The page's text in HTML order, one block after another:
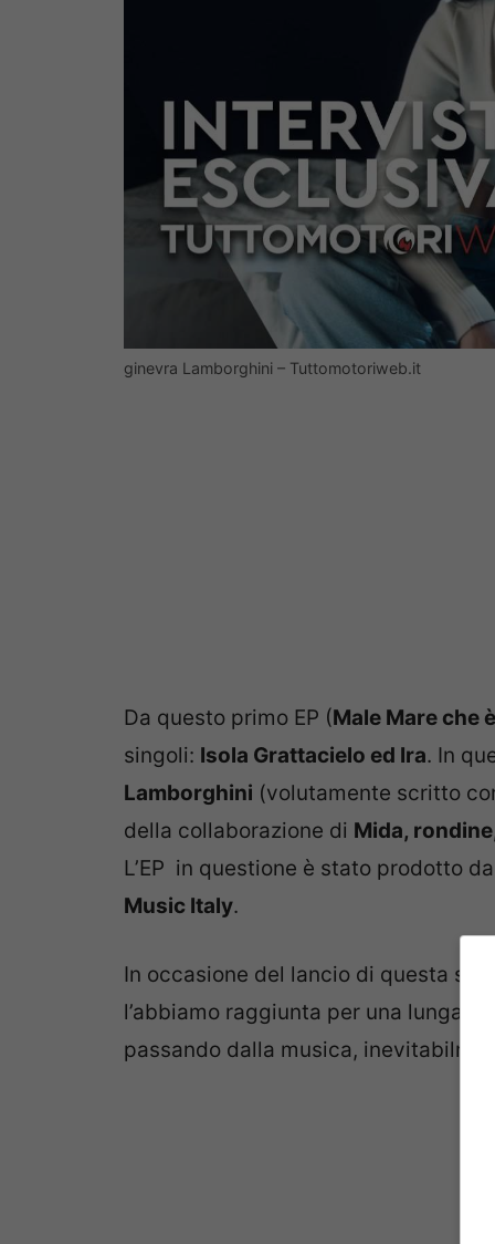
ginevra Lamborghini – Tuttomotoriweb.it
Da questo primo EP (Male Mare che
singoli: Isola Grattacielo ed Ira. In
Lamborghini (volutamente scritto
della collaborazione di Mida,
L’EP in questione è stato prodotto da
Music Italy.
In occasione del lancio di questa
l’abbiamo raggiunta per una lunga
passando dalla musica,